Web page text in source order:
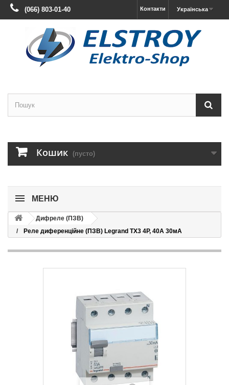
Українська
Контакти
(066) 803-01-40
Кошик (пусто)
МЕНЮ
Дифреле (ПЗВ)
Реле диференційне (ПЗВ) Legrand TX3 4P, 40A 30мА